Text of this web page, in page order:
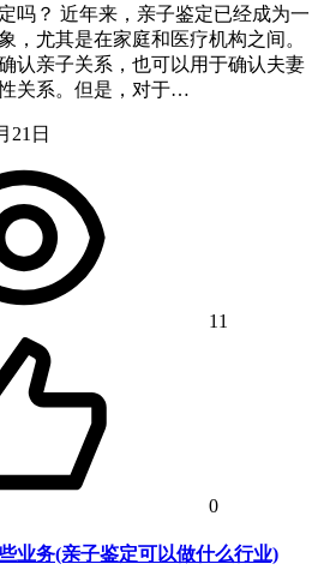
吗？ 近年来，亲子鉴定已经成为一
，尤其是在家庭和医疗机构之间。
认亲子关系，也可以用于确认夫妻
关系。但是，对于…
21日
11
0
业务(亲子鉴定可以做什么行业)